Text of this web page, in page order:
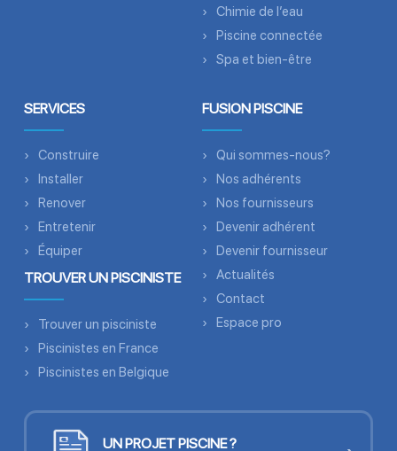
Chimie de l’eau
Piscine connectée
Spa et bien-être
SERVICES
Construire
Installer
Renover
Entretenir
Équiper
TROUVER UN PISCINISTE
Trouver un pisciniste
Piscinistes en France
Piscinistes en Belgique
FUSION PISCINE
Qui sommes-nous?
Nos adhérents
Nos fournisseurs
Devenir adhérent
Devenir fournisseur
Actualités
Contact
Espace pro
UN PROJET PISCINE ?